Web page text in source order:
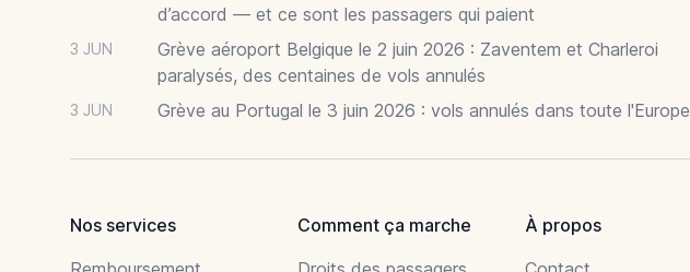
d’accord — et ce sont les passagers qui paient
3 JUN
Grève aéroport Belgique le 2 juin 2026 : Zaventem et Charleroi
paralysés, des centaines de vols annulés
3 JUN Grève au Portugal le 3 juin 2026 : vols annulés dans toute l'Europe
Nos services
Comment ça marche
À propos